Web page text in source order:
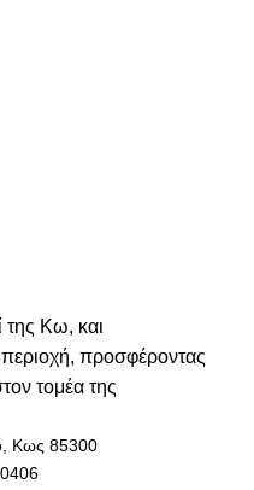
της Κω, και
περιοχή, προσφέροντας
τομέα της
Κως 85300